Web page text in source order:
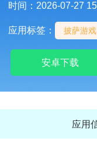
时间：2026-07-27
应用标签： 披萨游戏
安卓下载
应用